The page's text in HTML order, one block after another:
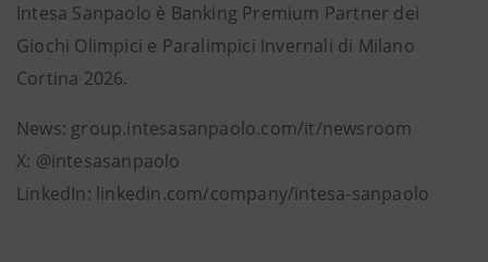
Intesa Sanpaolo è Banking Premium Partner dei
Giochi Olimpici e Paralimpici Invernali di Milano
Cortina 2026.
News: group.intesasanpaolo.com/it/newsroom
X: @intesasanpaolo
LinkedIn: linkedin.com/company/intesa-sanpaolo